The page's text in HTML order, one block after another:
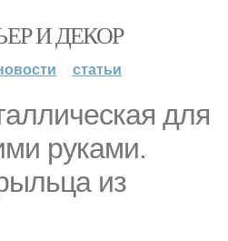
И ДЕКОР
статьи
для
руками.
из